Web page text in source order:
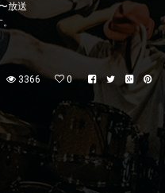
放送
3366 0